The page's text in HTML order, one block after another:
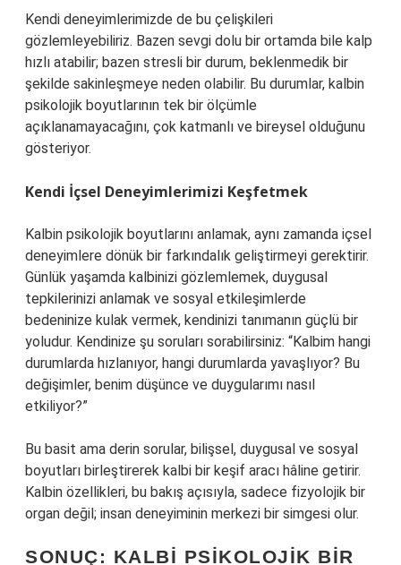
Kendi deneyimlerimizde de bu çelişkileri
gözlemleyebiliriz. Bazen sevgi dolu bir ortamda bile kalp
hızlı atabilir; bazen stresli bir durum, beklenmedik bir
şekilde sakinleşmeye neden olabilir. Bu durumlar, kalbin
psikolojik boyutlarının tek bir ölçümle
açıklanamayacağını, çok katmanlı ve bireysel olduğunu
gösteriyor.
Kendi İçsel Deneyimlerimizi Keşfetmek
Kalbin psikolojik boyutlarını anlamak, aynı zamanda içsel
deneyimlere dönük bir farkındalık geliştirmeyi gerektirir.
Günlük yaşamda kalbinizi gözlemlemek, duygusal
tepkilerinizi anlamak ve sosyal etkileşimlerde
bedeninize kulak vermek, kendinizi tanımanın güçlü bir
yoludur. Kendinize şu soruları sorabilirsiniz: “Kalbim hangi
durumlarda hızlanıyor, hangi durumlarda yavaşlıyor? Bu
değişimler, benim düşünce ve duygularımı nasıl
etkiliyor?”
Bu basit ama derin sorular, bilişsel, duygusal ve sosyal
boyutları birleştirerek kalbi bir keşif aracı hâline getirir.
Kalbin özellikleri, bu bakış açısıyla, sadece fizyolojik bir
organ değil; insan deneyiminin merkezi bir simgesi olur.
SONUÇ: KALBI PSIKOLOJIK BIR